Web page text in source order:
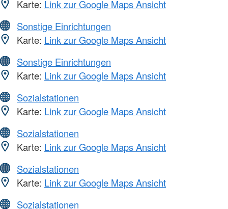
Karte: Link zur Google Maps Ansicht
Sonstige Einrichtungen
Karte: Link zur Google Maps Ansicht
Sonstige Einrichtungen
Karte: Link zur Google Maps Ansicht
Sozialstationen
Karte: Link zur Google Maps Ansicht
Sozialstationen
Karte: Link zur Google Maps Ansicht
Sozialstationen
Karte: Link zur Google Maps Ansicht
Sozialstationen